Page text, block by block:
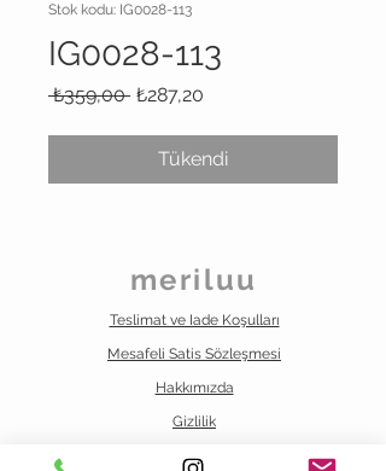
Stok kodu: IG0028-113
IG0028-113
₺359,00 Normal
₺287,20
Tükendi
meriluu
Teslimat ve Iade Koşulları
Mesafeli Satis Sözleşmesi
Hakkımızda
Gizlilik